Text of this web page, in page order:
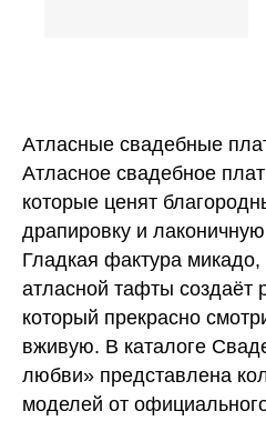
Атласные свадебные
Атласное свадебное
которые ценят
драпировку и лаконичную
Гладкая фактура
атласной тафты создаёт
который прекрасно
вживую. В каталоге
любви» представлена
моделей от